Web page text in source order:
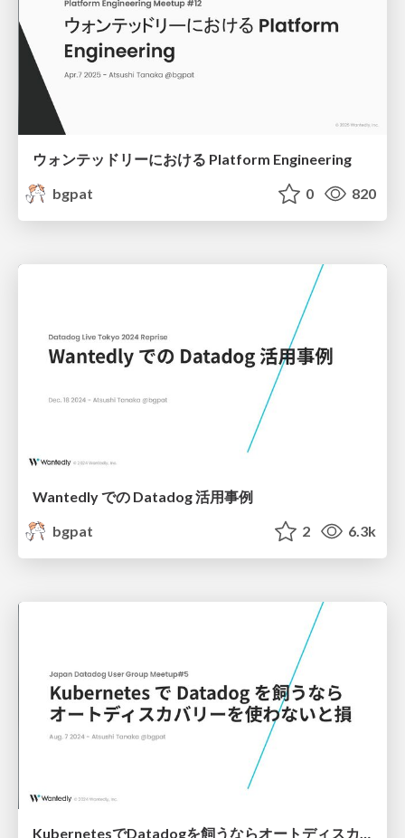
ウォンテッドリーにおける Platform Engineering
bgpat
0 820
Wantedly での Datadog 活用事例
bgpat
2 6.3k
KubernetesでDatadogを飼うならオートディスカバリーを使わないと損